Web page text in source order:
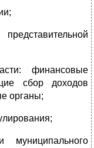
финансовые
сбор доходов
органы;
муниципального